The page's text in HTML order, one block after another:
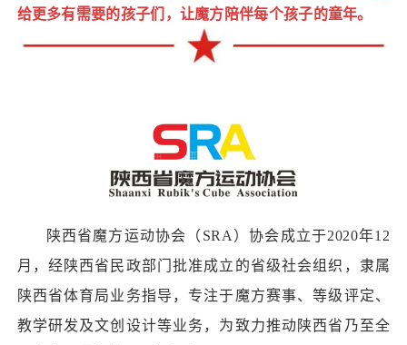
给更多有需要的孩子们，让魔方陪伴每个孩子的童年。
陕西省魔方运动协会（SRA）协会成立于2020年12
月，经陕西省民政部门批准成立的省级社会组织，隶属
陕西省体育局业务指导，专注于魔方赛事、等级评定、
教学研发及文创设计等业务，为致力推动陕西省乃至全